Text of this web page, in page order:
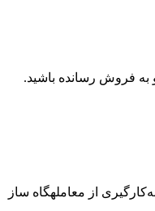
به فروش رسانده باشید.
از معاملهگاه ساز